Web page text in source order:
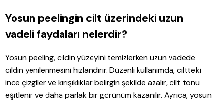
Yosun peelingin cilt üzerindeki uzun
vadeli faydaları nelerdir?
Yosun peeling, cildin yüzeyini temizlerken uzun vadede
cildin yenilenmesini hızlandırır. Düzenli kullanımda, ciltteki
ince çizgiler ve kırışıklıklar belirgin şekilde azalır, cilt tonu
eşitlenir ve daha parlak bir görünüm kazanılır. Ayrıca, yosun